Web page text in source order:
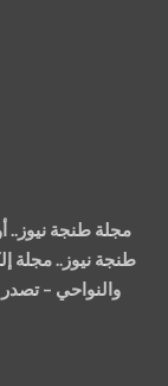
مجلة طنجة نيوز..
طنجة نيوز.. مجلة
والنواحي –